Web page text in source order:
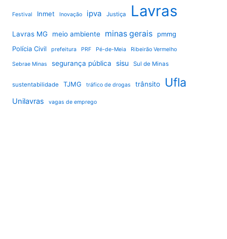
Festival Inmet Inovação ipva Justiça Lavras
Lavras MG meio ambiente minas gerais
pmmg
Polícia Civil
prefeitura PRF Pé-de-Meia Ribeirão Vermelho
Sebrae Minas segurança pública sisu Sul de Minas
sustentabilidade TJMG tráfico de drogas trânsito Ufla
Unilavras vagas de emprego